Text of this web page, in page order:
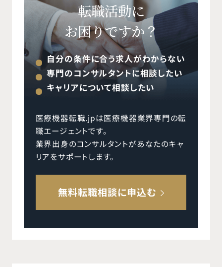
転職活動に
お困りですか？
自分の条件に合う求人がわからない
専門のコンサルタントに相談したい
キャリアについて相談したい
医療機器転職.jpは医療機器業界専門の転
職エージェントです。
業界出身のコンサルタントがあなたのキャ
リアをサポートします。
無料転職相談に申込む